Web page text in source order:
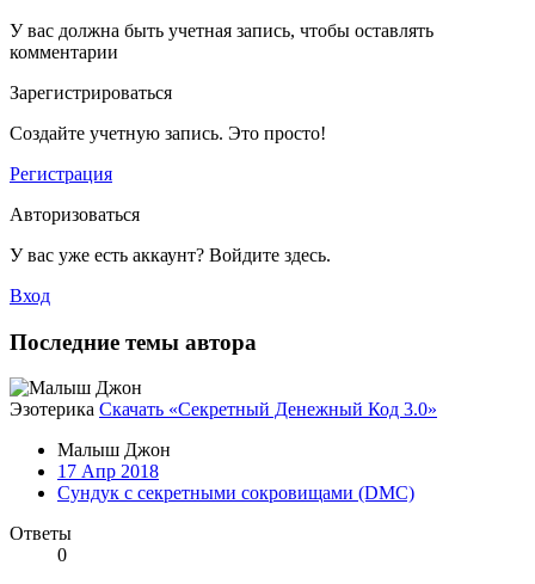
У вас должна быть учетная запись, чтобы оставлять
комментарии
Зарегистрироваться
Создайте учетную запись. Это просто!
Регистрация
Авторизоваться
У вас уже есть аккаунт? Войдите здесь.
Вход
Последние темы автора
Эзотерика Скачать «Секретный Денежный Код 3.0»
Малыш Джон
17 Апр 2018
Сундук с секретными сокровищами (DMC)
Ответы
0